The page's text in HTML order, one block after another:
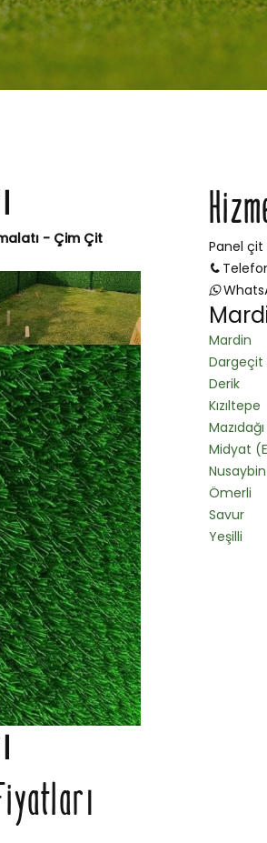
Panel çit
Mardin
Dargeçit
Derik
Kızıltepe
Mazıdağı
Midyat
Nusaybin
Ömerli
Savur
Yeşilli
- Çim Çit